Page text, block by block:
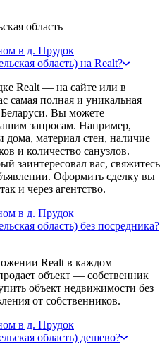
область
в д. Прудок
область) на Realt?
Realt — на сайте или в
самая полная и уникальная
Вы можете
запросам. Например,
дома, материал стен, наличие
и количество санузлов.
заинтересовал вас, свяжитесь
Оформить сделку вы
и через агентство.
в д. Прудок
область) без посредника?
Realt в каждом
объект — собственник
объект недвижимости без
от собственников.
в д. Прудок
область) дешево?